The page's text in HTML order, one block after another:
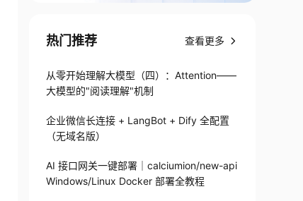
热门推荐 查看更多
从零开始理解大模型（四）：Attention——
大模型的"阅读理解"机制
企业微信长连接 + LangBot + Dify 全配置
（无域名版）
AI 接口网关一键部署｜calciumion/new-api
Windows/Linux Docker 部署全教程